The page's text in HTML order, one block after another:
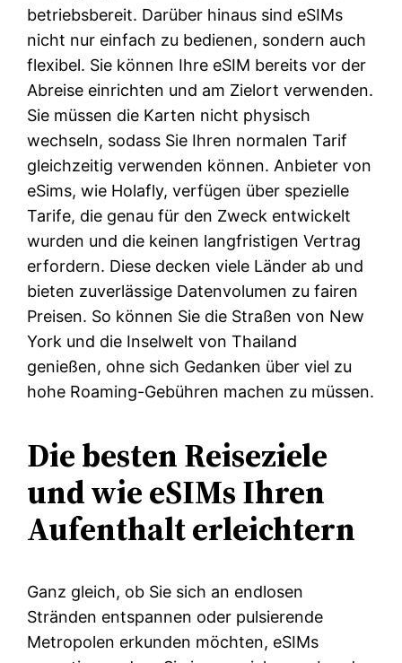
betriebsbereit. Darüber hinaus sind eSIMs
nicht nur einfach zu bedienen, sondern auch
flexibel. Sie können Ihre eSIM bereits vor der
Abreise einrichten und am Zielort verwenden.
Sie müssen die Karten nicht physisch
wechseln, sodass Sie Ihren normalen Tarif
gleichzeitig verwenden können. Anbieter von
eSims, wie Holafly, verfügen über spezielle
Tarife, die genau für den Zweck entwickelt
wurden und die keinen langfristigen Vertrag
erfordern. Diese decken viele Länder ab und
bieten zuverlässige Datenvolumen zu fairen
Preisen. So können Sie die Straßen von New
York und die Inselwelt von Thailand
genießen, ohne sich Gedanken über viel zu
hohe Roaming-Gebühren machen zu müssen.
Die besten Reiseziele
und wie eSIMs Ihren
Aufenthalt erleichtern
Ganz gleich, ob Sie sich an endlosen
Stränden entspannen oder pulsierende
Metropolen erkunden möchten, eSIMs